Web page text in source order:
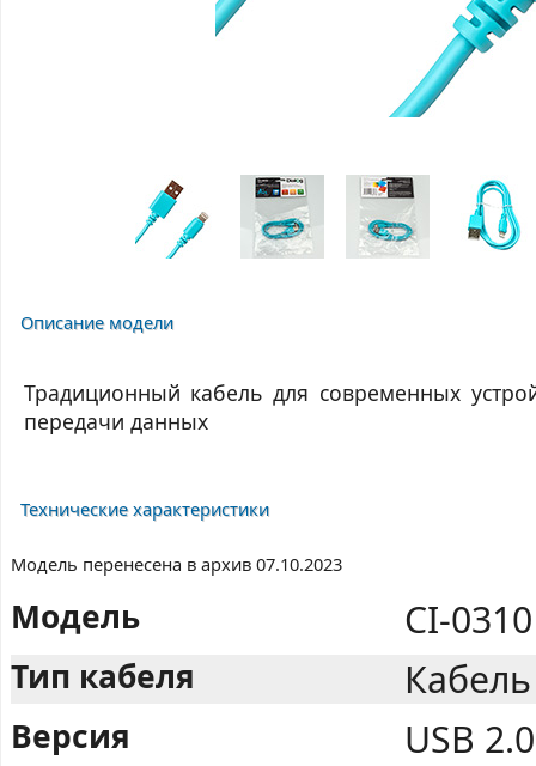
Описание модели
Традиционный кабель для современных
передачи данных
Технические характеристики
Модель перенесена в архив 07.10.2023
Модель CI-
Тип кабеля
Версия USB 2.0